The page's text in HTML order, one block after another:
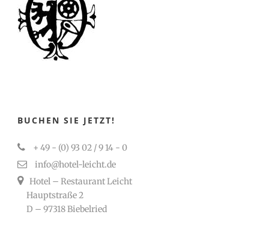
BUCHEN SIE JETZT!
+ 49 - (0) 93 02 / 9 14 - 0
info@hotel-leicht.de
Hotel – Restaurant Leicht
Hauptstraße 2
D – 97318 Biebelried